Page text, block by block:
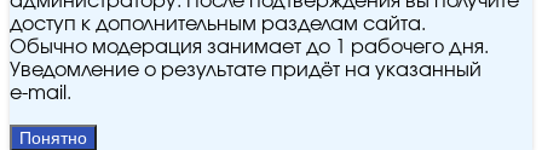
доступ к дополнительным разделам сайта.
Обычно модерация занимает до 1 рабочего дня.
Уведомление о результате придёт на указанный
e‑mail.
Понятно